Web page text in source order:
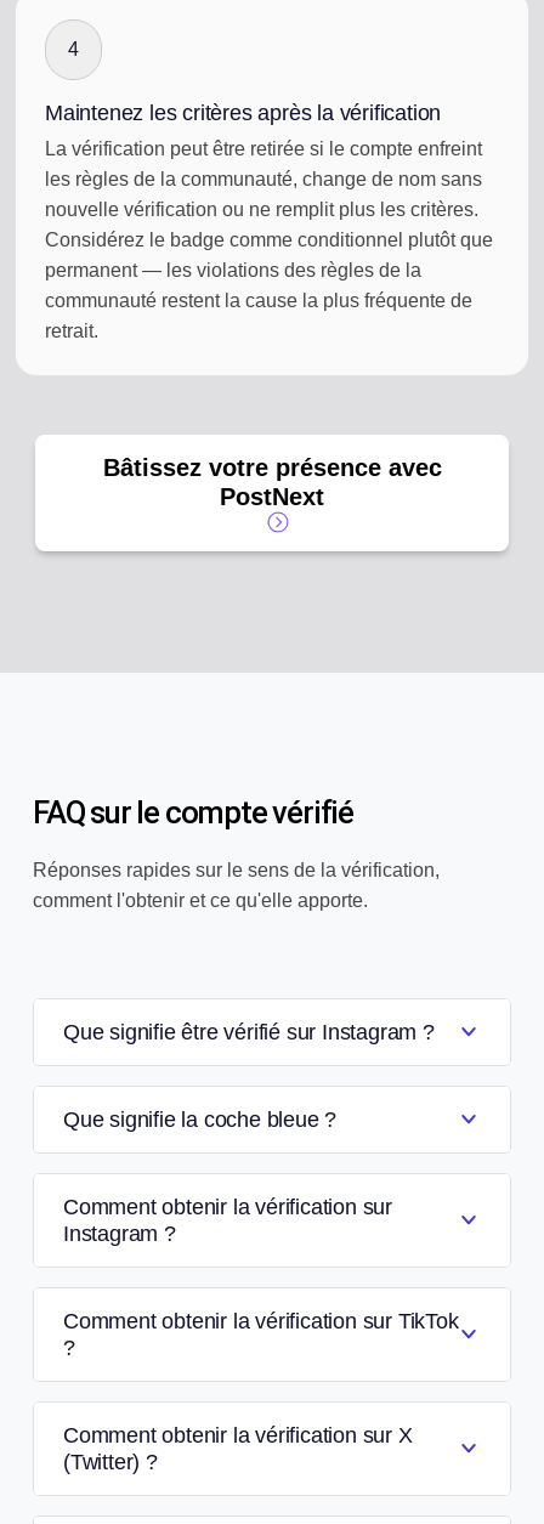
4
Maintenez les critères après la vérification
La vérification peut être retirée si le compte enfreint
les règles de la communauté, change de nom sans
nouvelle vérification ou ne remplit plus les critères.
Considérez le badge comme conditionnel plutôt que
permanent — les violations des règles de la
communauté restent la cause la plus fréquente de
retrait.
Bâtissez votre présence avec
PostNext
FAQ sur le compte vérifié
Réponses rapides sur le sens de la vérification,
comment l'obtenir et ce qu'elle apporte.
Que signifie être vérifié sur Instagram ?
Que signifie la coche bleue ?
Comment obtenir la vérification sur
Instagram ?
Comment obtenir la vérification sur TikTok
?
Comment obtenir la vérification sur X
(Twitter) ?